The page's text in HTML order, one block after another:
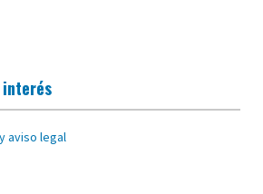
aviso legal